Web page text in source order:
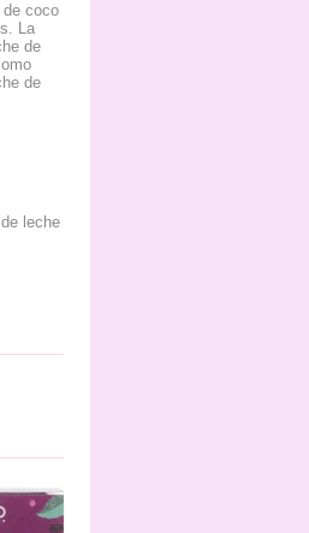
coco
La
de
de
leche